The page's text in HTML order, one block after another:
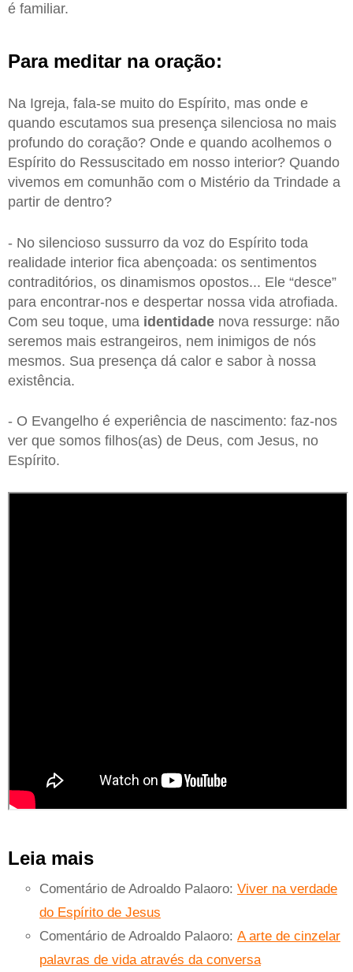
é familiar.
Para meditar na oração:
Na Igreja, fala-se muito do Espírito, mas onde e
quando escutamos sua presença silenciosa no mais
profundo do coração? Onde e quando acolhemos o
Espírito do Ressuscitado em nosso interior? Quando
vivemos em comunhão com o Mistério da Trindade a
partir de dentro?
- No silencioso sussurro da voz do Espírito toda
realidade interior fica abençoada: os sentimentos
contraditórios, os dinamismos opostos... Ele “desce”
para encontrar-nos e despertar nossa vida atrofiada.
Com seu toque, uma identidade nova ressurge: não
seremos mais estrangeiros, nem inimigos de nós
mesmos. Sua presença dá calor e sabor à nossa
existência.
- O Evangelho é experiência de nascimento: faz-nos
ver que somos filhos(as) de Deus, com Jesus, no
Espírito.
Leia mais
Comentário de Adroaldo Palaoro: Viver na verdade
do Espírito de Jesus
Comentário de Adroaldo Palaoro: A arte de cinzelar
palavras de vida através da conversa